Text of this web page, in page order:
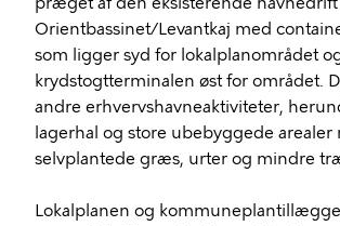
Orientbassinet/Levantkaj med
som ligger syd for lokalplanområdet
krydstogtterminalen øst for området.
andre erhvervshavneaktiviteter,
lagerhal og store ubebyggede arealer
selvplantede græs, urter og mindre
Lokalplanen og